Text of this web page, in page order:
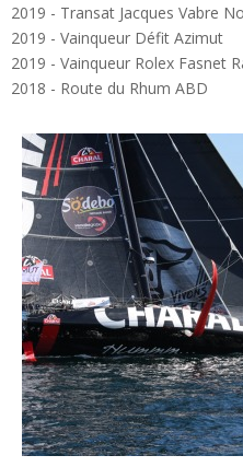
2019 - Transat Jacques Vabre
2019 - Vainqueur Défit Azimut
2019 - Vainqueur Rolex Fasnet
2018 - Route du Rhum ABD